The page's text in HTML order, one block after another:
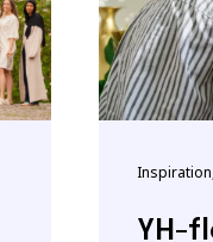
YH-
kompetenser. Vissa
hos Myndigheten för
Detta för att